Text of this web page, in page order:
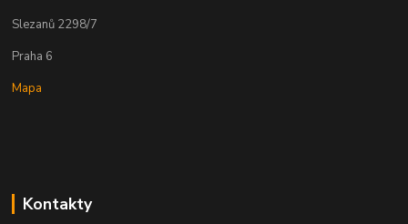
Slezanů 2298/7
Praha 6
Mapa
Kontakty